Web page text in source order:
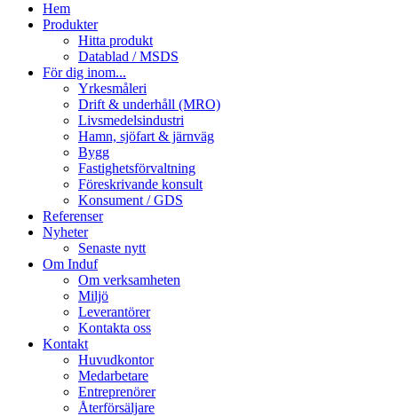
Hem
Produkter
Hitta produkt
Datablad / MSDS
För dig inom...
Yrkesmåleri
Drift & underhåll (MRO)
Livsmedelsindustri
Hamn, sjöfart & järnväg
Bygg
Fastighetsförvaltning
Föreskrivande konsult
Konsument / GDS
Referenser
Nyheter
Senaste nytt
Om Induf
Om verksamheten
Miljö
Leverantörer
Kontakta oss
Kontakt
Huvudkontor
Medarbetare
Entreprenörer
Återförsäljare